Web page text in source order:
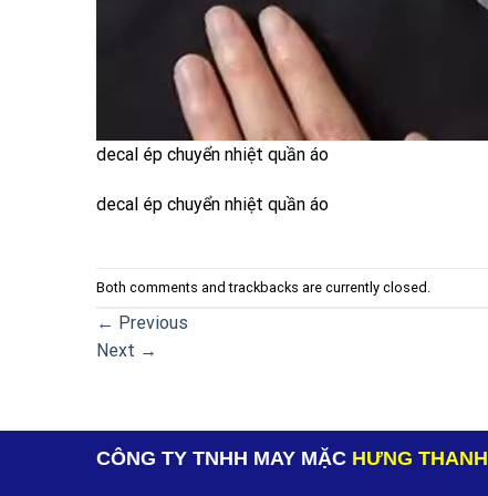
decal ép chuyển nhiệt quần áo
decal ép chuyển nhiệt quần áo
Both comments and trackbacks are currently closed.
← Previous
Next →
CÔNG TY TNHH MAY MẶC HƯNG THANH